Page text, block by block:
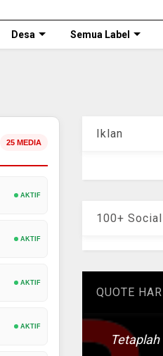
Desa Semua Label
25 MEDIA
AKTIF
AKTIF
AKTIF
AKTIF
Iklan
100+
QUOTE